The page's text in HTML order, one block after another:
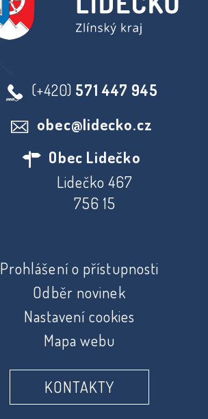
(+420) 571 447 945
obec@lidecko.cz
Obec Lidečko
Lidečko 467
756 15
Prohlášení o přístupnosti
Odběr novinek
Nastavení cookies
Mapa webu
KONTAKTY